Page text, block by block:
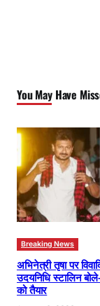
You May Have
Breaking News
अभिनेत्री तृषा पर
उदयनिधि स्टालिन
को तैयार